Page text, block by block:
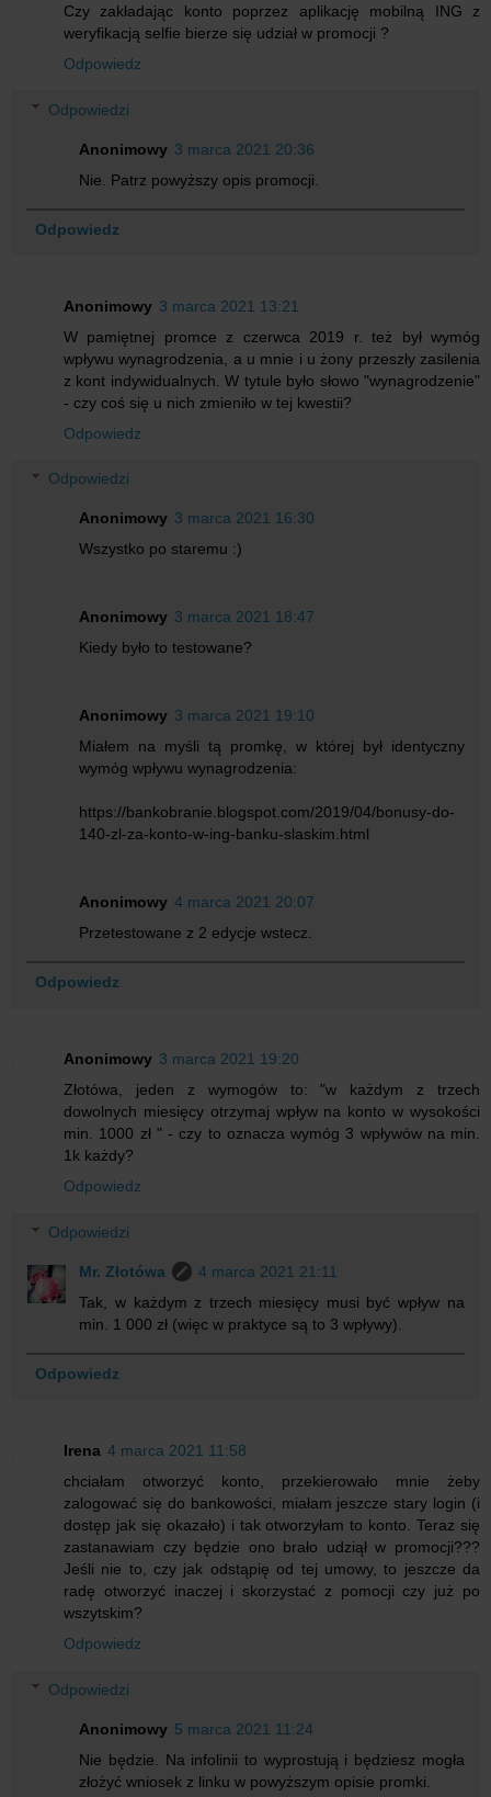
Czy zakładając konto poprzez aplikację mobilną ING z
weryfikacją selfie bierze się udział w promocji ?
Odpowiedz
Odpowiedzi
Anonimowy 3 marca 2021 20:36
Nie. Patrz powyższy opis promocji.
Odpowiedz
Anonimowy 3 marca 2021 13:21
W pamiętnej promce z czerwca 2019 r. też był wymóg
wpływu wynagrodzenia, a u mnie i u żony przeszły zasilenia
z kont indywidualnych. W tytule było słowo "wynagrodzenie"
- czy coś się u nich zmieniło w tej kwestii?
Odpowiedz
Odpowiedzi
Anonimowy 3 marca 2021 16:30
Wszystko po staremu :)
Anonimowy 3 marca 2021 18:47
Kiedy było to testowane?
Anonimowy 3 marca 2021 19:10
Miałem na myśli tą promkę, w której był identyczny
wymóg wpływu wynagrodzenia:
https://bankobranie.blogspot.com/2019/04/bonusy-do-
140-zl-za-konto-w-ing-banku-slaskim.html
Anonimowy 4 marca 2021 20:07
Przetestowane z 2 edycje wstecz.
Odpowiedz
Anonimowy 3 marca 2021 19:20
Złotówa, jeden z wymogów to: "w każdym z trzech
dowolnych miesięcy otrzymaj wpływ na konto w wysokości
min. 1000 zł " - czy to oznacza wymóg 3 wpływów na min.
1k każdy?
Odpowiedz
Odpowiedzi
Mr. Złotówa
4 marca 2021 21:11
Tak, w każdym z trzech miesięcy musi być wpływ na
min. 1 000 zł (więc w praktyce są to 3 wpływy).
Odpowiedz
Irena 4 marca 2021 11:58
chciałam otworzyć konto, przekierowało mnie żeby
zalogować się do bankowości, miałam jeszcze stary login (i
dostęp jak się okazało) i tak otworzyłam to konto. Teraz się
zastanawiam czy będzie ono brało udziął w promocji???
Jeśli nie to, czy jak odstąpię od tej umowy, to jeszcze da
radę otworzyć inaczej i skorzystać z pomocji czy już po
wszytskim?
Odpowiedz
Odpowiedzi
Anonimowy 5 marca 2021 11:24
Nie będzie. Na infolinii to wyprostują i będziesz mogła
złożyć wniosek z linku w powyższym opisie promki.